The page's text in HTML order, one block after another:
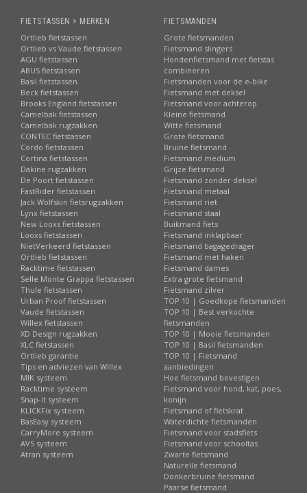
FIETSTASSEN > MERKEN
Ortlieb fietstassen
Ortlieb vs Vaude fietstassen
AGU fietstassen
ABUS fietstassen
Basil fietstassen
Beck fietstassen
Brooks England fietstassen
Camelbak fietstassen
Camelbak rugzakken
CONTEC fietstassen
Cordo fietstassen
Cortina fietstassen
Dakine rugzakken
De Poort fietstassen
FastRider fietstassen
Jack Wolfskin fietsrugzakken
Lynx fietstassen
New Looxs fietstassen
Looxs fietstassen
NietVerkeerd fietstassen
Ortlieb fietstassen
Racktime fietstassen
Selle Monte Grappa fietstassen
Thule fietstassen
Urban Proof fietstassen
Vaude fietstassen
Willex fietstassen
XD Design rugzakken
XLC fietstassen
Ortlieb garantie
Tips en adviezen van Willex
MIK systeem
Racktime systeem
Snap-it systeem
KLICKFix systeem
BasEasy systeem
CarryMore systeem
AVS systeem
Atran systeem
FIETSMANDEN
Grote fietsmanden
Fietsmand slingers
Hondenfietsmand met fietstas
combineren
Fietsmanden voor de e-bike
Fietsmand met deksel
Fietsmand voor achterop
Kleine fietsmand
Witte fietsmand
Grote fietsmand
Bruine fietsmand
Fietsmand medium
Grijze fietsmand
Fietsmand zonder deksel
Fietsmand metaal
Fietsmand riet
Fietsmand staal
Buikmand fiets
Fietsmand inklapbaar
Fietsmand bagagedrager
Fietsmand met haken
Fietsmand dames
Extra grote fietsmand
Fietsmand zilver
TOP 10 | Goedkope fietsmanden
TOP 10 | Best verkochte
fietsmanden
TOP 10 | Mooie fietsmanden
TOP 10 | Basil fietsmanden
TOP 10 | Fietsmand
aanbiedingen
Hoe fietsmand bevestigen
Fietsmand voor hond, kat, poes,
konijn
Fietsmand of fietskrat
Waterdichte fietsmanden
Fietsmand voor stadsfiets
Fietsmand voor schooltas
Zwarte fietsmand
Naturelle fietsmand
Donkerbruine fietsmand
Paarse fietsmand